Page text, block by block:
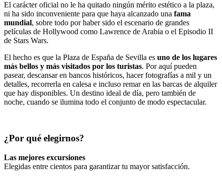
El carácter oficial no le ha quitado ningún mérito estético a la plaza,
ni ha sido inconveniente para que haya alcanzado una fama
mundial, sobre todo por haber sido el escenario de grandes
películas de Hollywood como Lawrence de Arabia o el Episodio II
de Stars Wars.
El hecho es que la Plaza de España de Sevilla es uno de los lugares
más bellos y más visitados por los turistas. Por aquí pueden
pasear, descansar en bancos históricos, hacer fotografías a mil y un
detalles, recorrerla en calesa e incluso remar en las barcas de alquiler
que hay disponibles. Un destino ideal de día, pero también de
noche, cuando se ilumina todo el conjunto de modo espectacular.
¿Por qué elegirnos?
Las mejores excursiones
Elegidas entre cientos para garantizar tu mayor satisfacción.